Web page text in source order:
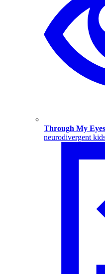
Through My Eyes
neurodivergent